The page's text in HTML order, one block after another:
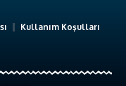
Kullanım Koşulları